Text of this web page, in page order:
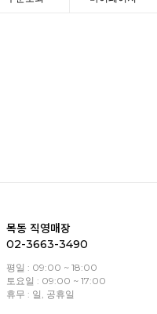
목동 직영매장
02-3663-3490
평일 : 09:00 ~ 18:00
토요일 : 09:00 ~ 17:00
휴무 : 일, 공휴일